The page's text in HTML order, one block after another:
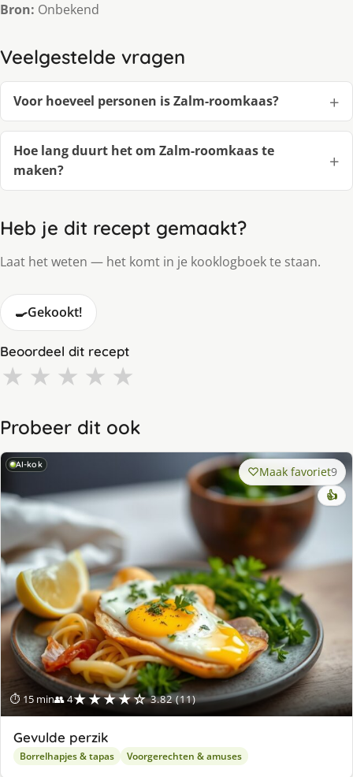
Bron: Onbekend
Veelgestelde vragen
Voor hoeveel personen is Zalm-roomkaas?
Hoe lang duurt het om Zalm-roomkaas te
maken?
Heb je dit recept gemaakt?
Laat het weten — het komt in je kooklogboek te staan.
🍳Gekookt!
Beoordeel dit recept
★ ★ ★ ★ ★
Probeer dit ook
AI-kok
⏱ 15 min👥 4★★★★☆ 3.82 (11)
Maak favoriet9
👍
Gevulde perzik
Borrelhapjes & tapas Voorgerechten & amuses